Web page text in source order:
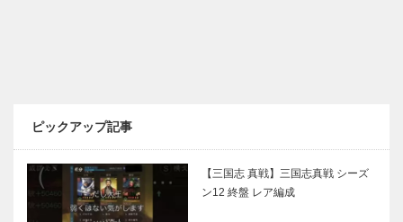
ピックアップ記事
【三国志 真戦】三国志真戦 シーズ
ン12 終盤 レア編成